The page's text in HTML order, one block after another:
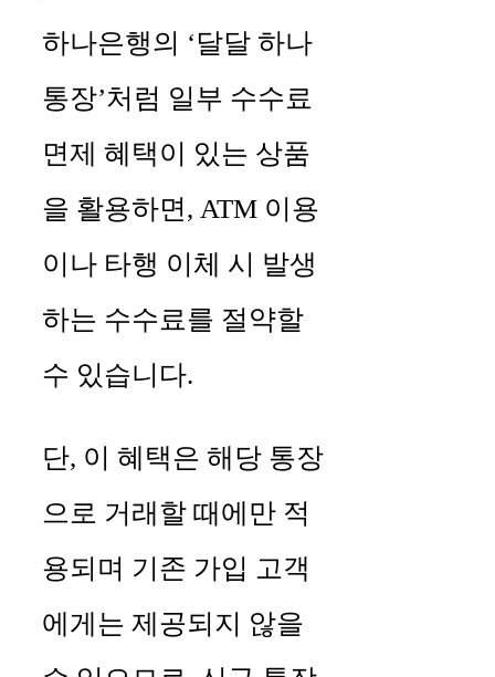
하나은행의 ‘달달 하나
통장’처럼 일부 수수료
면제 혜택이 있는 상품
을 활용하면, ATM 이용
이나 타행 이체 시 발생
하는 수수료를 절약할
수 있습니다.
단, 이 혜택은 해당 통장
으로 거래할 때에만 적
용되며 기존 가입 고객
에게는 제공되지 않을